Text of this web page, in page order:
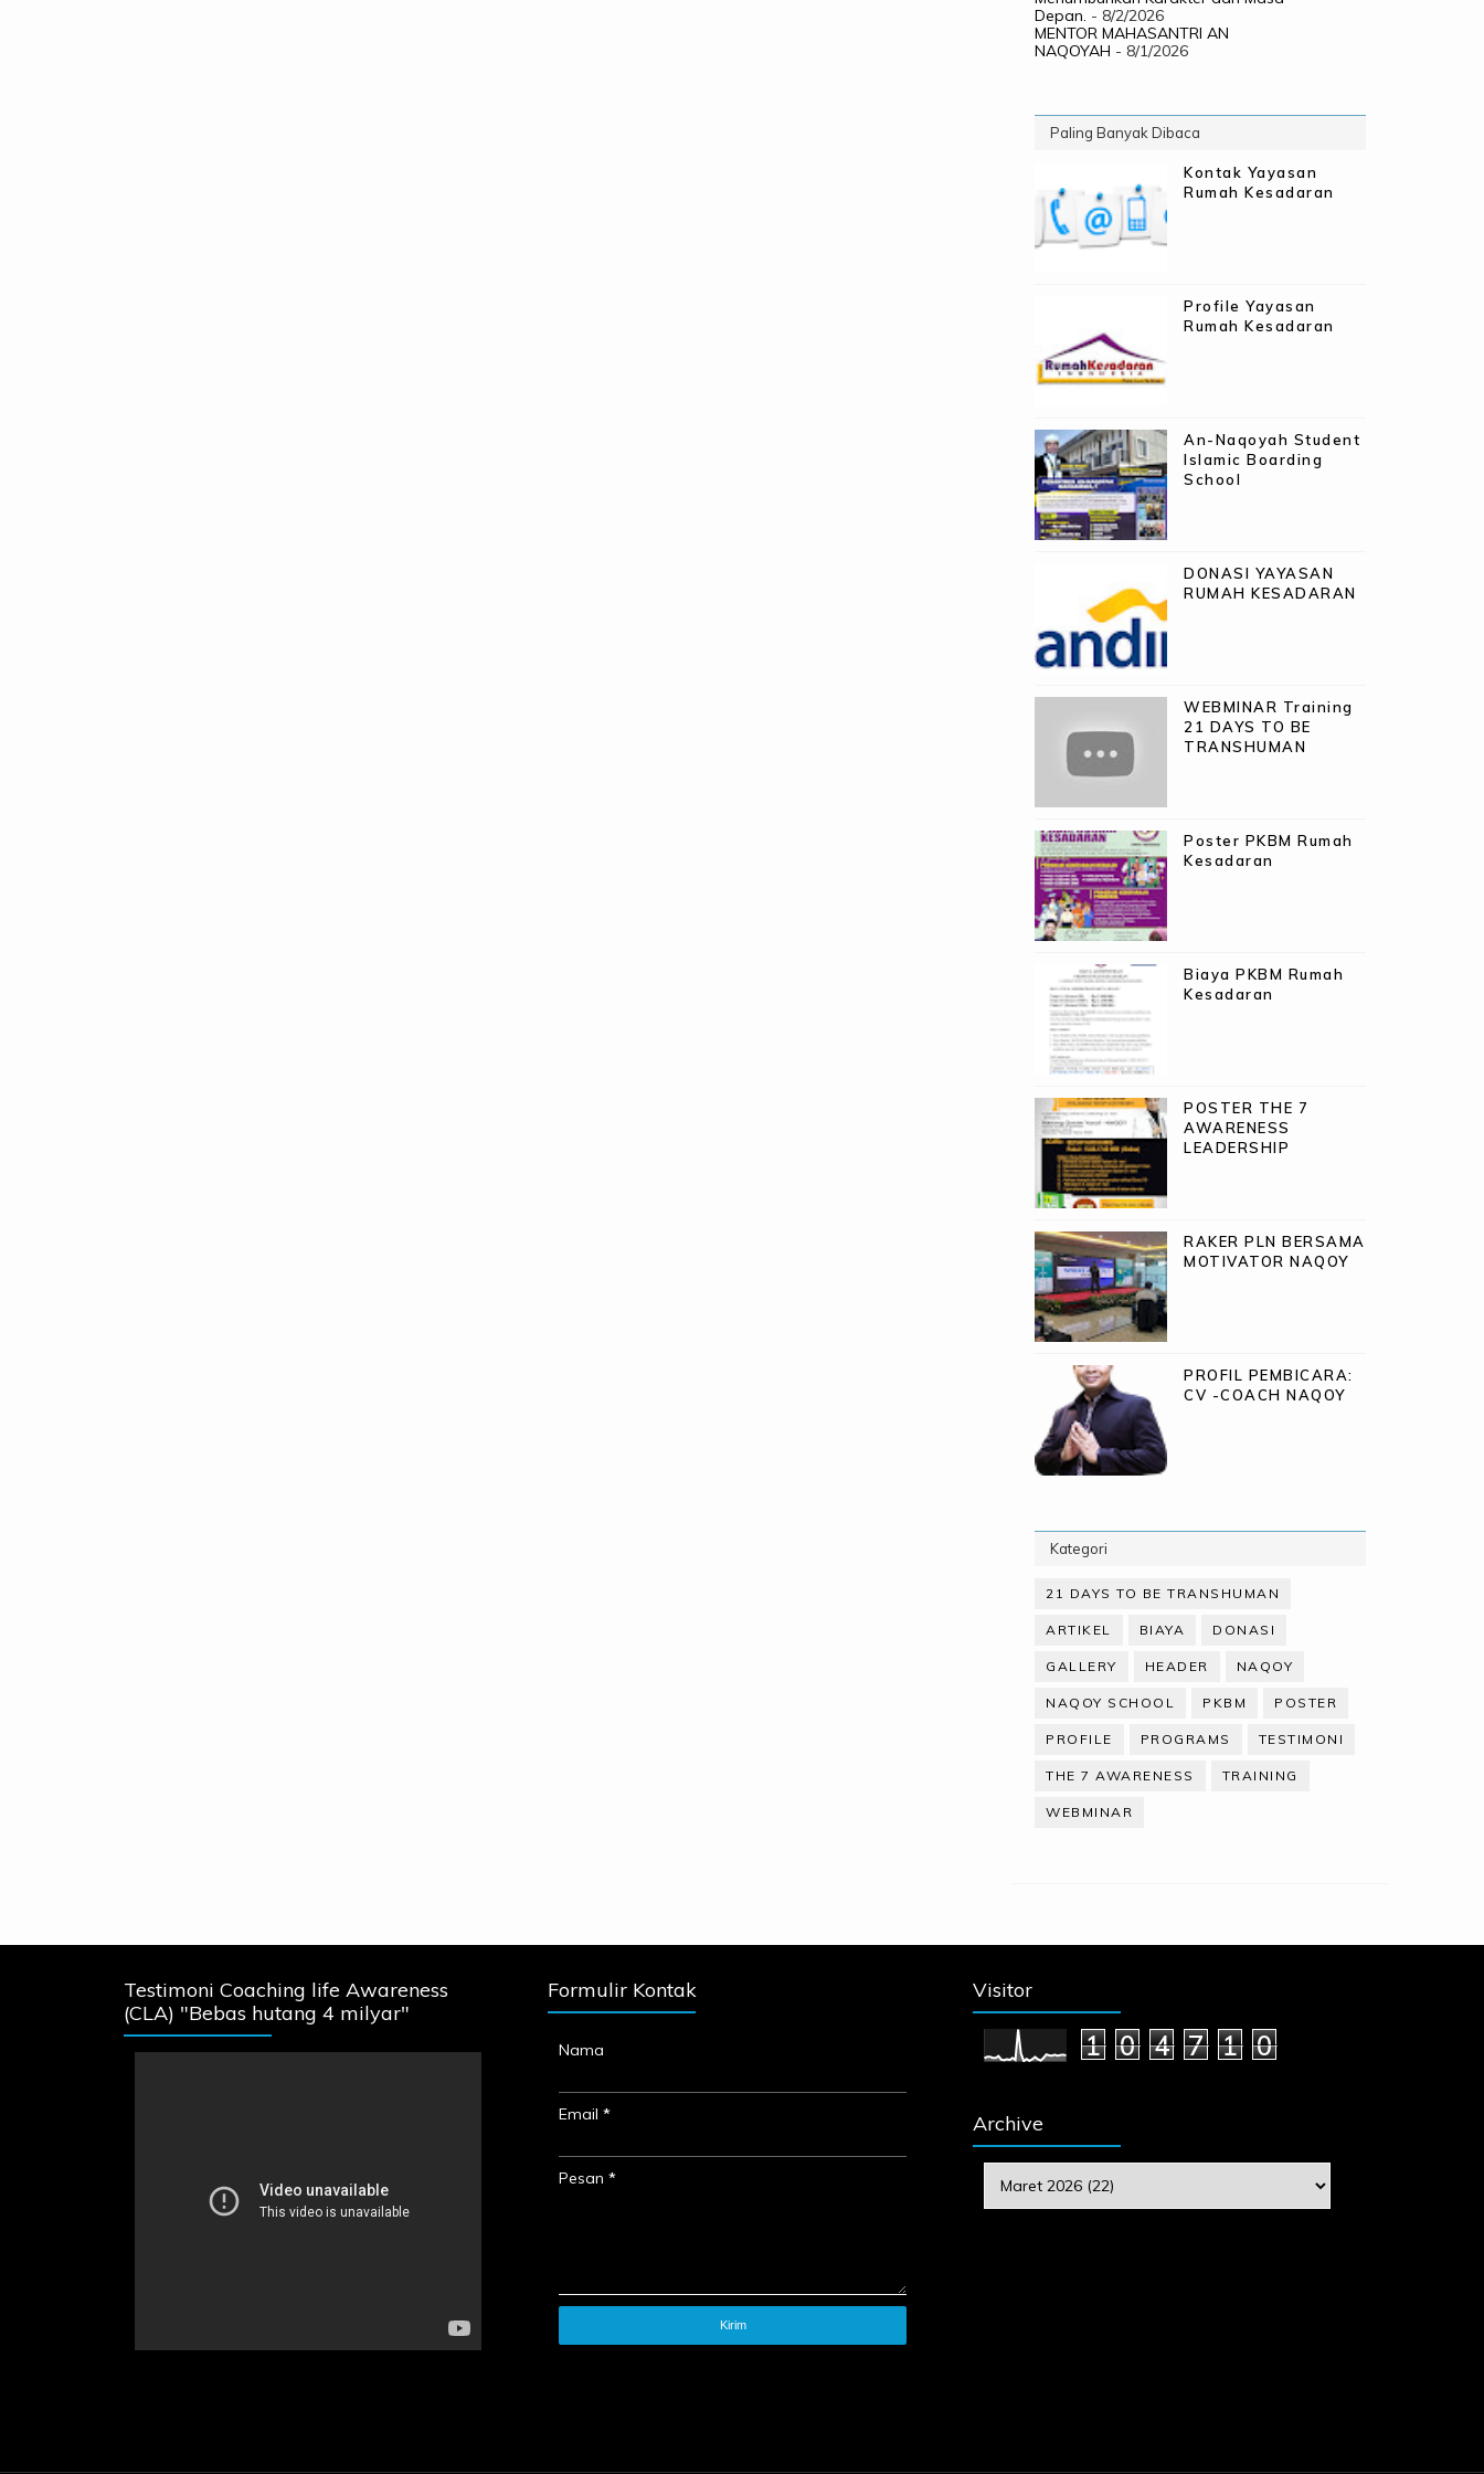
Depan. - 8/2/2026
MENTOR MAHASANTRI AN
NAQOYAH - 8/1/2026
Paling Banyak Dibaca
Kontak Yayasan
Rumah Kesadaran
Profile Yayasan
Rumah Kesadaran
An-Naqoyah Student
Islamic Boarding
School
DONASI YAYASAN
RUMAH KESADARAN
WEBMINAR Training
21 DAYS TO BE
TRANSHUMAN
Poster PKBM Rumah
Kesadaran
Biaya PKBM Rumah
Kesadaran
POSTER THE 7
AWARENESS
LEADERSHIP
RAKER PLN BERSAMA
MOTIVATOR NAQOY
PROFIL PEMBICARA:
CV -COACH NAQOY
Kategori
21 DAYS TO BE TRANSHUMAN
ARTIKEL BIAYA DONASI
GALLERY HEADER NAQOY
NAQOY SCHOOL PKBM POSTER
PROFILE PROGRAMS TESTIMONI
THE 7 AWARENESS TRAINING
WEBMINAR
Testimoni Coaching life Awareness
(CLA) "Bebas hutang 4 milyar"
Formulir Kontak
Nama
Email*
Pesan*
Visitor
1 0 4 7 1 0
Archive